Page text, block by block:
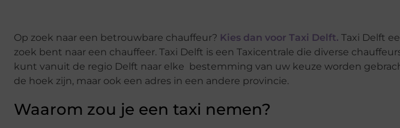
Op zoek naar een betrouwbare chauffeur? Kies dan voor Taxi Delft. Taxi Delft
zoek bent naar een chauffeer. Taxi Delft is een Taxicentrale die diverse
kunt vanuit de regio Delft naar elke bestemming van uw keuze worden
de hoek zijn, maar ook een adres in een andere provincie.
Waarom zou je een taxi nemen?